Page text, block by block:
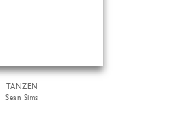
TANZEN
Sean Sims